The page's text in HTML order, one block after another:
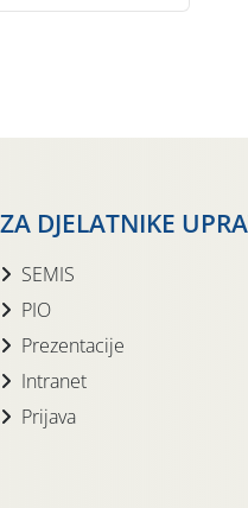
ZA DJELATNIKE
SEMIS
PIO
Prezentacije
Intranet
Prijava